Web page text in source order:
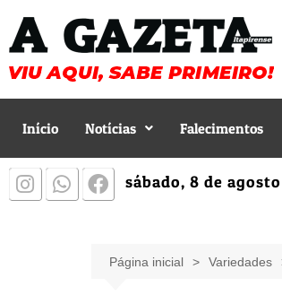
Início Notícias Falecimentos
sábado, 8 de
Página inicial Variedades